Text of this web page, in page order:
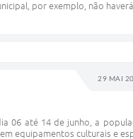
por exemplo, não
29 MAI
06 até 14 de junho, a
equipamentos culturais e